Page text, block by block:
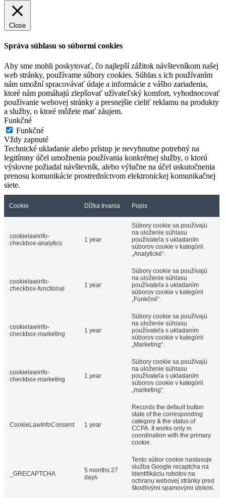
Close
Správa súhlasu so súbormi cookies
Aby sme mohli poskytovať, čo najlepší zážitok návštevníkom našej
web stránky, používame súbory cookies. Súhlas s ich používaním
nám umožní spracovávať údaje a informácie z vášho zariadenia,
ktoré nám pomáhajú zlepšovať užívateľský komfort, vyhodnocovať
používanie webovej stránky a presnejšie cieliť reklamu na produkty
a služby, o ktoré môžete mať záujem.
Funkčné
Funkčné
Vždy zapnuté
Technické ukladanie alebo prístup je nevyhnutne potrebný na
legitímny účel umožnenia používania konkrétnej služby, o ktorú
výslovne požiadal návštevník, alebo výlučne na účel uskutočnenia
prenosu komunikácie prostredníctvom elektronickej komunikačnej
siete.
Cookie Dĺžka trvania Popis
cookielawinfo-
checkbox-analytics
1 year
Súbory cookie sa používajú
na uloženie súhlasu
používateľa s ukladaním
súborov cookie v kategórii
„Analytické“.
cookielawinfo-
checkbox-functional
1 year
Súbory cookie sa používajú
na uloženie súhlasu
používateľa s ukladaním
súborov cookie v kategórii
„Funkčné“.
cookielawinfo-
checkbox-marketing
1 year
Súbory cookie sa používajú
na uloženie súhlasu
používateľa s ukladaním
súborov cookie v kategórii
„Marketing“.
cookielawinfo-
checkbox-marketing
1 year
Súbory cookie sa používajú
na uloženie súhlasu
používateľa s ukladaním
súborov cookie v kategórii
„marketing“.
CookieLawInfoConsent 1 year
Records the default button
state of the corresponding
category & the status of
CCPA. It works only in
coordination with the primary
cookie.
_GRECAPTCHA
5 months 27
days
Tento súbor cookie nastavuje
služba Google recaptcha na
identifikáciu robotov na
ochranu webovej stránky pred
škodlivými spamovými útokmi.